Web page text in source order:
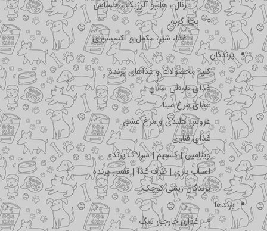
رنال ، هایپو آلرژیک ، حساس
بچه گربه
غذا، شیر، مکمل و اکسسوری
پرندگان
کلیه محصولات و غذاهای پرنده
غذای طوطی سانان
غذای مرغ مینا
عروس هلندی و مرغ عشق
غذای قناری
ویتامین | کلسیم | سرلاک پرنده
اسباب بازی | ظرف غذا | قفس پرنده
پرندگان زینتی کوچک
برندها
غذای خارجی سگ